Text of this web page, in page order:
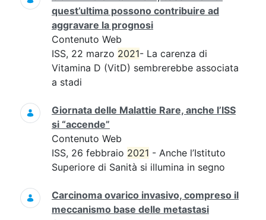
quest’ultima possono contribuire ad
aggravare la prognosi
Contenuto Web
ISS, 22 marzo 2021- La carenza di
Vitamina D (VitD) sembrerebbe associata
a stadi
Giornata delle Malattie Rare, anche l’ISS
si “accende”
Contenuto Web
ISS, 26 febbraio 2021 - Anche l’Istituto
Superiore di Sanità si illumina in segno
Carcinoma ovarico invasivo, compreso il
meccanismo base delle metastasi